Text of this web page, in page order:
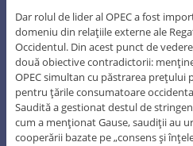
Dar rolul de lider al OPEC a fost
domeniu din relaţiile externe ale
Occidentul. Din acest punct de
două obiective contradictorii:
OPEC simultan cu păstrarea
pentru ţările consumatoare
Saudită a gestionat destul de
cum a menţionat Gause, saudiţii au
cooperării bazate pe „consens şi